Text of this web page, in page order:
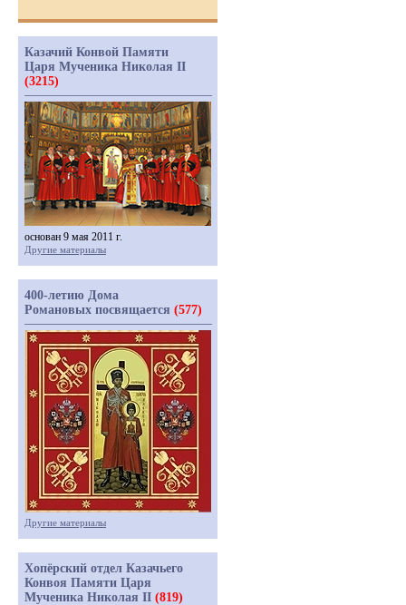
Казачий Конвой Памяти
Царя Мученика Николая II
(3215)
основан 9 мая 2011 г.
Другие материалы
400-летию Дома
Романовых посвящается (577)
Другие материалы
Хопёрский отдел Казачьего
Конвоя Памяти Царя
Мученика Николая II (819)